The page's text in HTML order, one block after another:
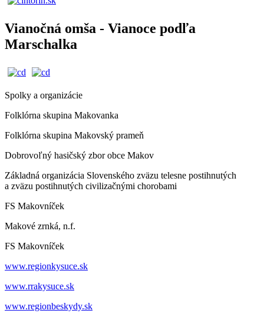
Vianočná omša - Vianoce podľa
Marschalka
Spolky a organizácie
Folklórna skupina Makovanka
Folklórna skupina Makovský prameň
Dobrovoľný hasičský zbor obce Makov
Základná organizácia Slovenského zväzu telesne postihnutých
a zväzu postihnutých civilizačnými chorobami
FS Makovníček
Makové zrnká, n.f.
FS Makovníček
www.regionkysuce.sk
www.rrakysuce.sk
www.regionbeskydy.sk